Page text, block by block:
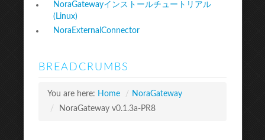
NoraGatewayインストールチュートリアル
(Linux)
NoraExternalConnector
BREADCRUMBS
You are here: Home / NoraGateway
/
NoraGateway v0.1.3a-PR8